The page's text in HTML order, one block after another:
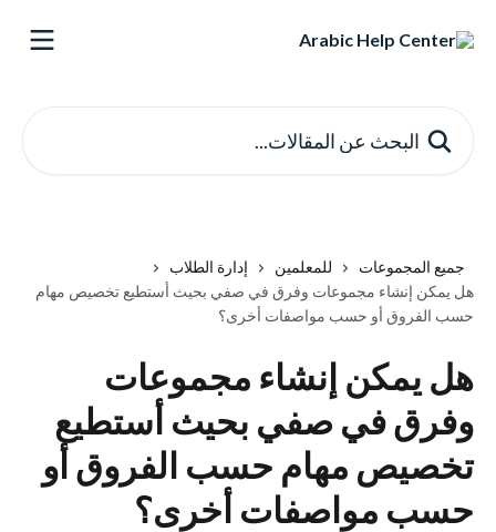
جميع المجموعات للمعلمين
إدارة الطلاب
هل يمكن إنشاء مجموعات وفرق في صفي بحيث أستطيع تخصيص مهام
حسب الفروق أو حسب مواصفات أخرى؟
هل يمكن إنشاء مجموعات
وفرق في صفي بحيث أستطيع
تخصيص مهام حسب الفروق أو
حسب مواصفات أخرى؟